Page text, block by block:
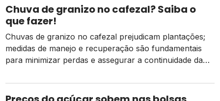
Nesse contexto, a transição energética inescapável se
materializa na substituição de combustíveis fósseis […]
Chuva de granizo no cafezal? Saiba o
que fazer!
Chuvas de granizo no cafezal prejudicam plantações;
medidas de manejo e recuperação são fundamentais
para minimizar perdas e assegurar a continuidade da
foi marcada tanto de forma positiva quanto negativa,
principalmente para as lavouras de café do Sul de